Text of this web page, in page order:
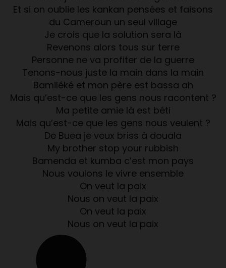
Et si on oublie les kankan pensées et faisons
du Cameroun un seul village
Je crois que la solution sera là
Revenons alors tous sur terre
Personne ne va profiter de la guerre
Tenons-nous juste la main dans la main
Bamiléké et mon père est bassa ah
Mais qu’est-ce que les gens nous racontent ?
Ma petite amie là est béti
Mais qu’est-ce que les gens nous veulent ?
De Buea je veux briss à douala
My brother stop your rubbish
Bamenda et kumba c’est mon pays
Nous voulons le vivre ensemble
On veut la paix
Nous on veut la paix
On veut la paix
Nous on veut la paix